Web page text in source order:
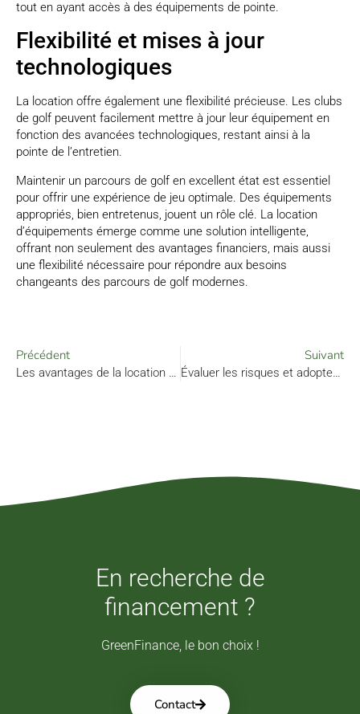
tout en ayant accès à des équipements de pointe.
Flexibilité et mises à jour
technologiques
La location offre également une flexibilité précieuse. Les clubs
de golf peuvent facilement mettre à jour leur équipement en
fonction des avancées technologiques, restant ainsi à la
pointe de l’entretien.
Maintenir un parcours de golf en excellent état est essentiel
pour offrir une expérience de jeu optimale. Des équipements
appropriés, bien entretenus, jouent un rôle clé. La location
d’équipements émerge comme une solution intelligente,
offrant non seulement des avantages financiers, mais aussi
une flexibilité nécessaire pour répondre aux besoins
changeants des parcours de golf modernes.
Précédent
Les avantages de la location d’équipement espace vert pour l’entretien parfait d’un jardin.
Suivant
Évaluer les risques et adopter les précautions essentielles du leaseback
En recherche de
financement ?
GreenFinance, le bon choix !
Contact